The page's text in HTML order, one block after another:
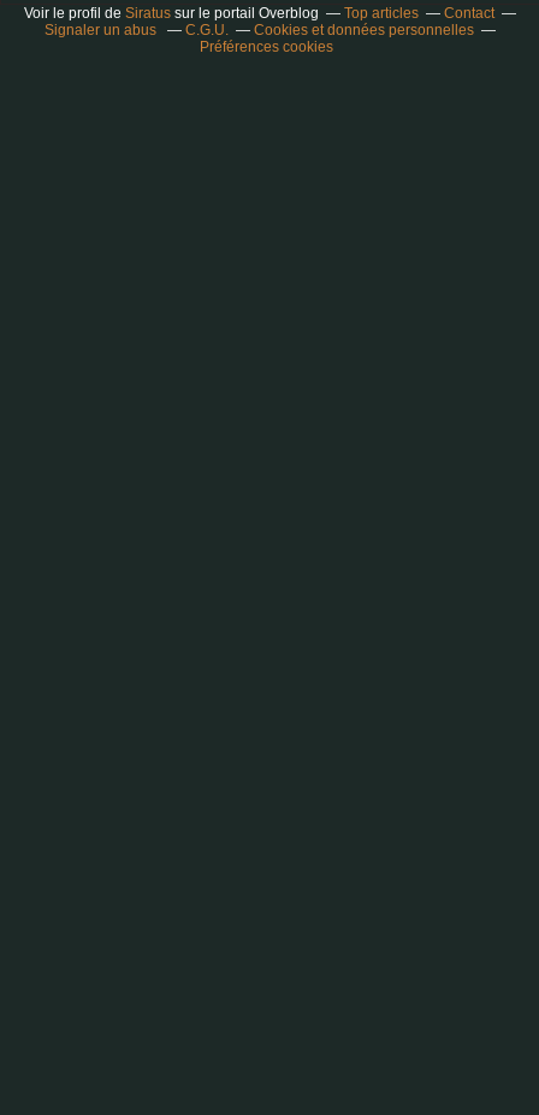
Voir le profil de Siratussur le portail Overblog Top articles
Contact
Signaler un abus
C.G.U.
Cookies et données personnelles
Préférences cookies